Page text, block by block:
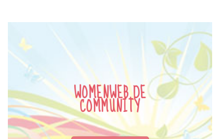
WOMENWEB.DE
COMMUNITY